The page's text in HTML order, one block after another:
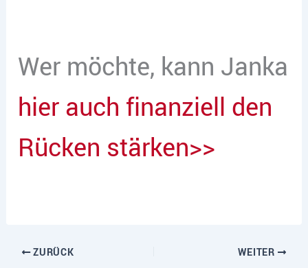
Wer möchte, kann Janka
hier auch finanziell den
Rücken stärken>>
ZURÜCK WEITER